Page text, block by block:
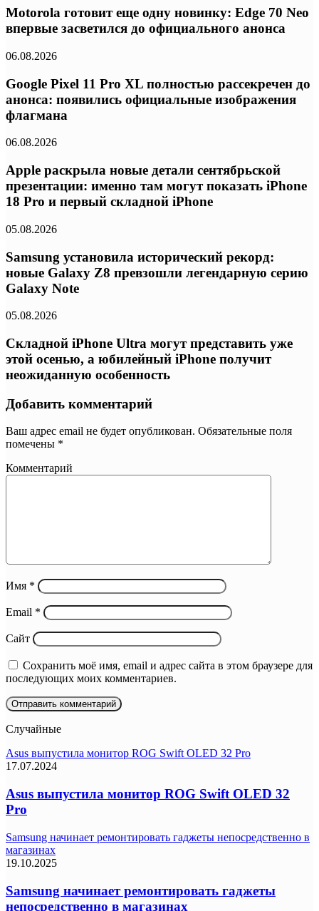
Motorola готовит еще одну новинку: Edge 70 Neo
впервые засветился до официального анонса
06.08.2026
Google Pixel 11 Pro XL полностью рассекречен до
анонса: появились официальные изображения
флагмана
06.08.2026
Apple раскрыла новые детали сентябрьской
презентации: именно там могут показать iPhone
18 Pro и первый складной iPhone
05.08.2026
Samsung установила исторический рекорд:
новые Galaxy Z8 превзошли легендарную серию
Galaxy Note
05.08.2026
Складной iPhone Ultra могут представить уже
этой осенью, а юбилейный iPhone получит
неожиданную особенность
Добавить комментарий
Ваш адрес email не будет опубликован. Обязательные поля
помечены *
Комментарий
Имя *
Email *
Сайт
Сохранить моё имя, email и адрес сайта в этом браузере для
последующих моих комментариев.
Случайные
Asus выпустила монитор ROG Swift OLED 32 Pro
17.07.2024
Asus выпустила монитор ROG Swift OLED 32
Pro
Samsung начинает ремонтировать гаджеты непосредственно в
магазинах
19.10.2025
Samsung начинает ремонтировать гаджеты
непосредственно в магазинах